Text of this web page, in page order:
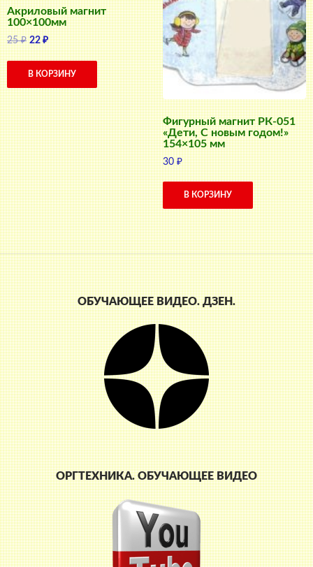
Акриловый магнит
100×100мм
25₽ Первоначальная
цена
составляла
22₽Текущая
цена:
22 ₽.
В КОРЗИНУ
Фигурный магнит РК-051
«Дети, С новым годом!»
154×105 мм
30₽
В КОРЗИНУ
ОБУЧАЮЩЕЕ ВИДЕО. ДЗЕН.
ОРГТЕХНИКА. ОБУЧАЮЩЕЕ ВИДЕО